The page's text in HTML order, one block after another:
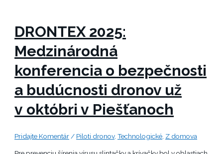
DRONTEX 2025:
Medzinárodná
konferencia o bezpečnosti
a budúcnosti dronov už
v októbri v Piešťanoch
Pridajte Komentár / Piloti dronov,Technologické Z domova